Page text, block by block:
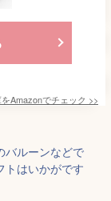
Amazonでチェック >>
バルーンなどで
トはいかがです